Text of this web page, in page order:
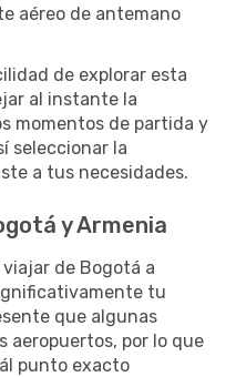
aéreo de antemano
de explorar esta
al instante la
momentos de partida y
seleccionar la
a tus necesidades.
y Armenia
de Bogotá a
tu
que algunas
aeropuertos, por lo que
punto exacto